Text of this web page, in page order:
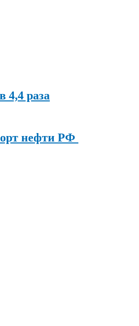
4,4 раза
нефти РФ